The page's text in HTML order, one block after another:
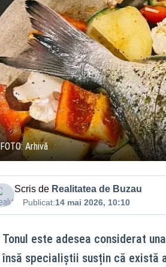
FOTO: Arhivă
Scris de Realitatea de Buzau
Publicat:14 mai 2026, 10:10
Tonul este adesea considerat
însă specialiștii susțin că există